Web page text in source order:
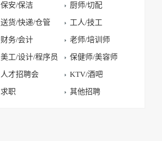
保安/保洁 厨师/切配
送货/快递/仓管 工人/技工
财务/会计 老师/培训师
美工/设计/程序员 保健师/美容师
人才招聘会 KTV/酒吧
求职 其他招聘